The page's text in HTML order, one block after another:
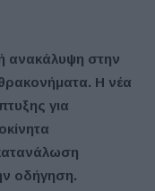
ανακάλυψη στην
Η νέα
για
οδήγηση.